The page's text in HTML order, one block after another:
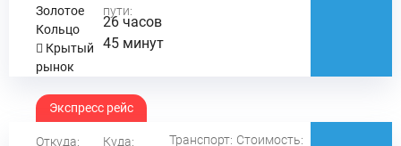
Золотое
Кольцо
Крытый
рынок
пути:
26 часов
45 минут
Экспресс рейс
Откуда: Куда:
Транспорт: Стоимость: